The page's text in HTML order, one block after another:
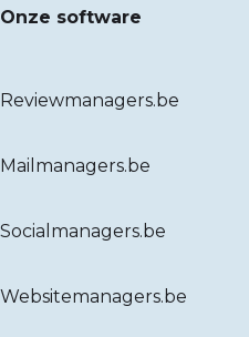
Onze software
Reviewmanagers.be
Mailmanagers.be
Socialmanagers.be
Websitemanagers.be